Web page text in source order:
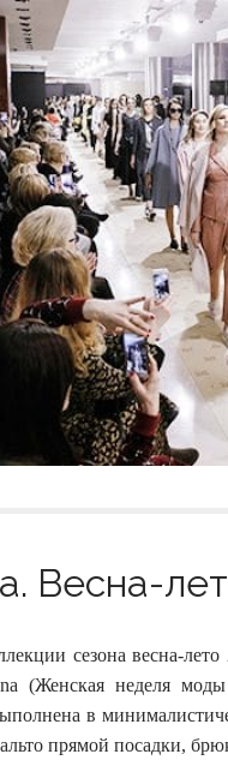
Весна-
сезона весна-
(Женская неделя
в
прямой посадки,